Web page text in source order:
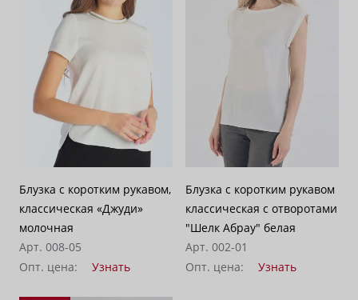
Блузка с коротким рукавом,
классическая «Джуди»
молочная
Арт. 008-05
Опт. цена:
Узнать
Блузка с коротким рукавом
классическая с отворотами
"Шелк Абрау" белая
Арт. 002-01
Опт. цена:
Узнать